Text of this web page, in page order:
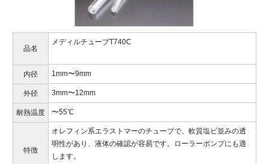
品名
メディルチューブT740C
内径 1mm〜9mm
外径 3mm〜12mm
耐熱温度 〜55℃
特徴
オレフィン系エラストマーのチューブで、軟質塩ビ並みの透
明性があり、液体の確認が容易です。ローラーポンプにも適
します。